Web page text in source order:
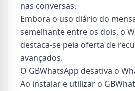
nas conversas.
Embora o uso diário do
semelhante entre os dois, o
destaca-se pela oferta de
avançados.
O GBWhatsApp desativa o
Ao instalar e utilizar o